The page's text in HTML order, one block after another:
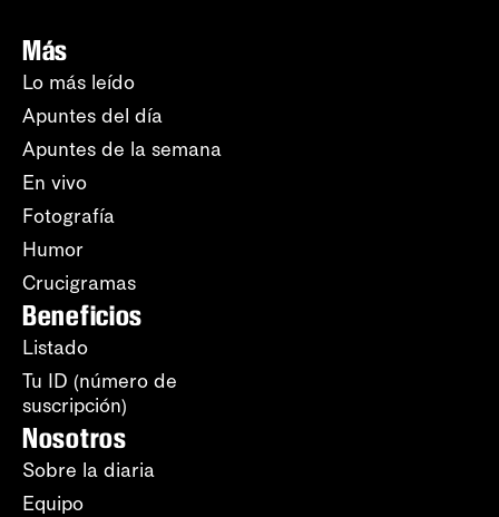
Más
Lo más leído
Apuntes del día
Apuntes de la semana
En vivo
Fotografía
Humor
Crucigramas
Beneficios
Listado
Tu ID (número de
suscripción)
Nosotros
Sobre la diaria
Equipo